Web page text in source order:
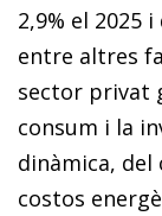
2,9% el 2025
entre altres
sector privat
consum i la
dinàmica, del
costos